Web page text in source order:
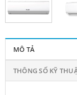
MÔ TẢ
THÔNG SỐ KỸ